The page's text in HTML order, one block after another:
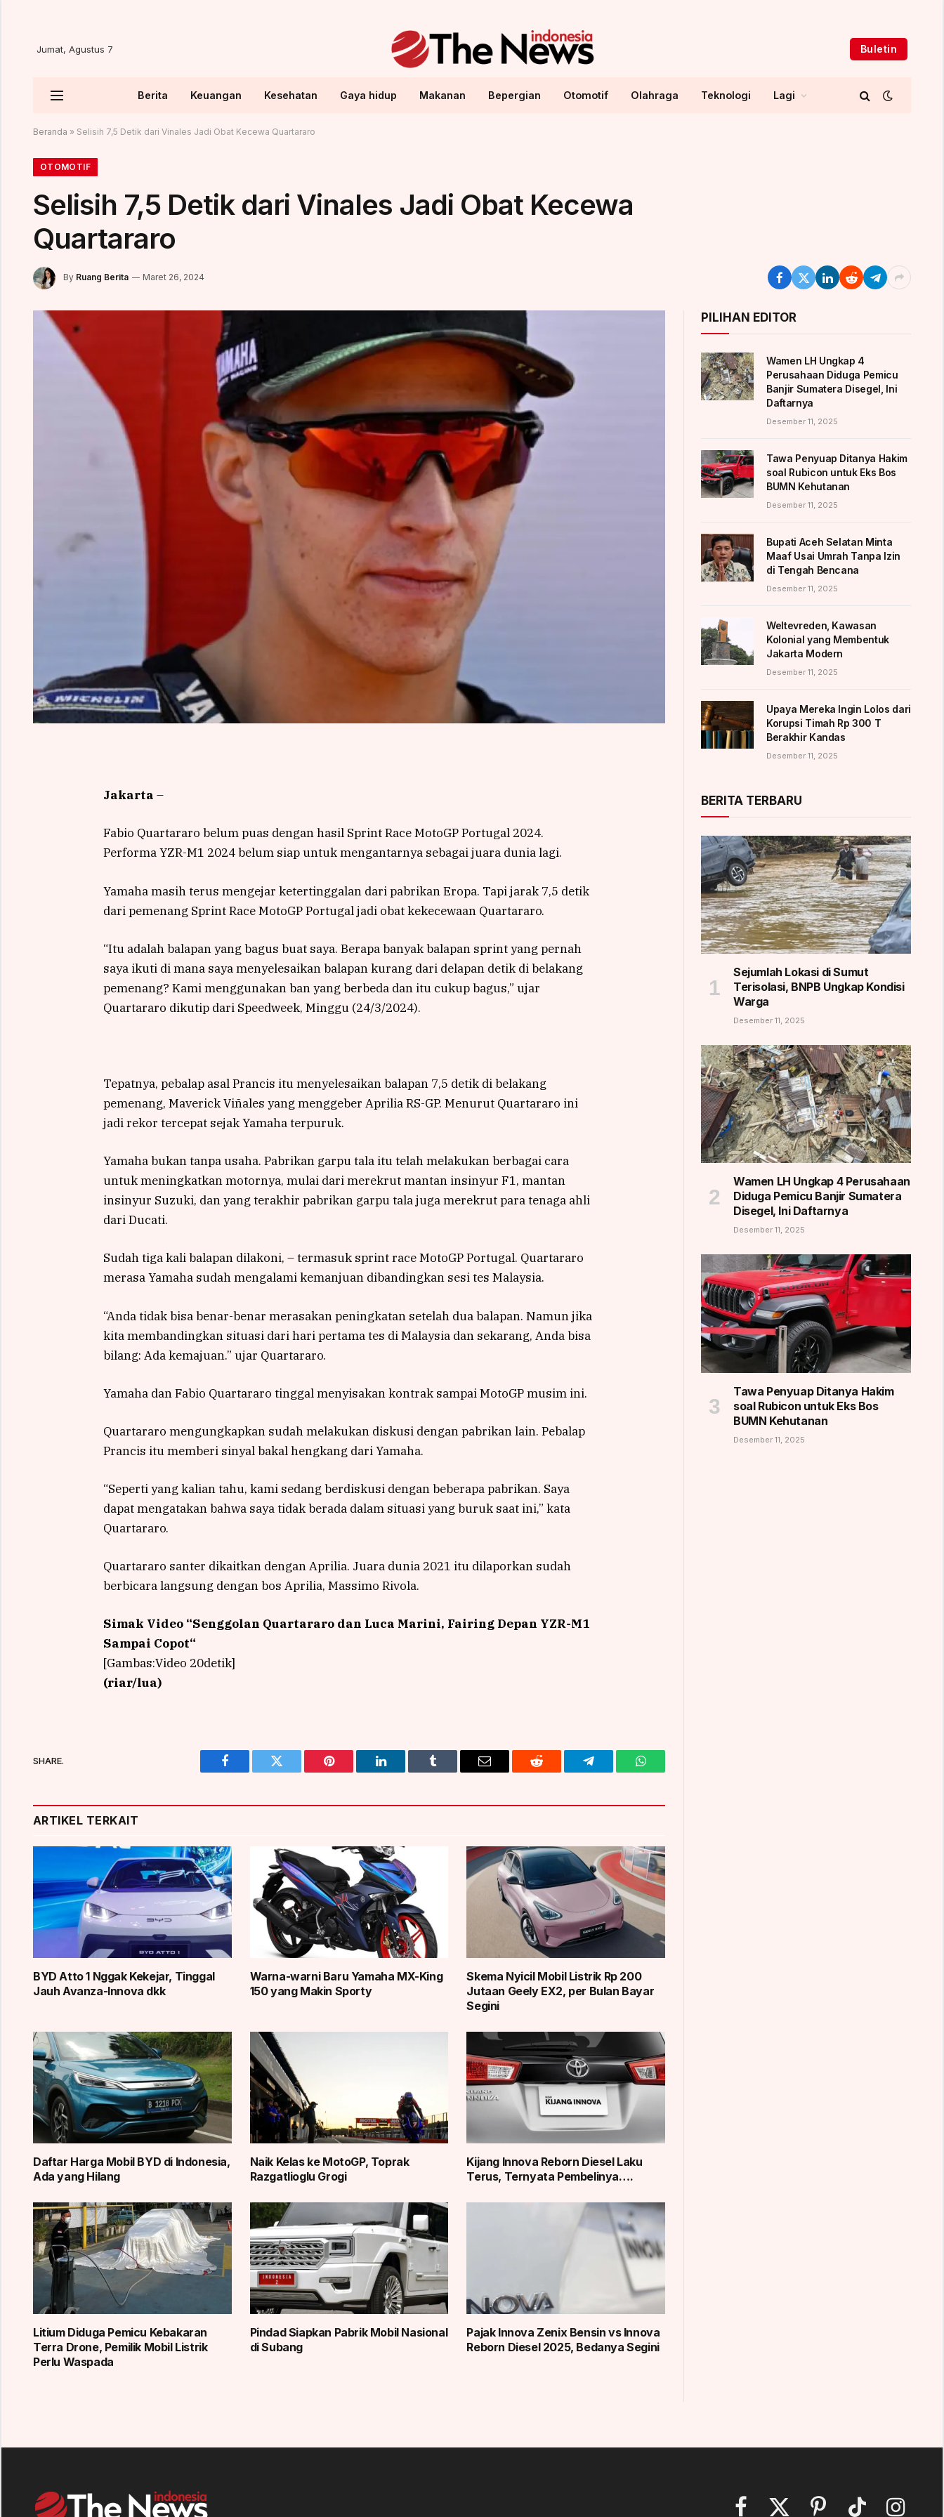
Jumat, Agustus 7 Buletin
Berita Keuangan Kesehatan Gaya hidup Makanan Bepergian Otomotif Olahraga Teknologi Lagi
Beranda » Selisih 7,5 Detik dari Vinales Jadi Obat Kecewa Quartararo
OTOMOTIF
Selisih 7,5 Detik dari Vinales Jadi Obat Kecewa
Quartararo
By Ruang Berita Maret 26, 2024
Jakarta –
Fabio Quartararo belum puas dengan hasil Sprint Race MotoGP Portugal 2024.
Performa YZR-M1 2024 belum siap untuk mengantarnya sebagai juara dunia lagi.
Yamaha masih terus mengejar ketertinggalan dari pabrikan Eropa. Tapi jarak 7,5 detik
dari pemenang Sprint Race MotoGP Portugal jadi obat kekecewaan Quartararo.
“Itu adalah balapan yang bagus buat saya. Berapa banyak balapan sprint yang pernah
saya ikuti di mana saya menyelesaikan balapan kurang dari delapan detik di belakang
pemenang? Kami menggunakan ban yang berbeda dan itu cukup bagus,” ujar
Quartararo dikutip dari Speedweek, Minggu (24/3/2024).
Tepatnya, pebalap asal Prancis itu menyelesaikan balapan 7,5 detik di belakang
pemenang, Maverick Viñales yang menggeber Aprilia RS-GP. Menurut Quartararo ini
jadi rekor tercepat sejak Yamaha terpuruk.
Yamaha bukan tanpa usaha. Pabrikan garpu tala itu telah melakukan berbagai cara
untuk meningkatkan motornya, mulai dari merekrut mantan insinyur F1, mantan
insinyur Suzuki, dan yang terakhir pabrikan garpu tala juga merekrut para tenaga ahli
dari Ducati.
Sudah tiga kali balapan dilakoni, – termasuk sprint race MotoGP Portugal. Quartararo
merasa Yamaha sudah mengalami kemanjuan dibandingkan sesi tes Malaysia.
“Anda tidak bisa benar-benar merasakan peningkatan setelah dua balapan. Namun jika
kita membandingkan situasi dari hari pertama tes di Malaysia dan sekarang, Anda bisa
bilang: Ada kemajuan.” ujar Quartararo.
Yamaha dan Fabio Quartararo tinggal menyisakan kontrak sampai MotoGP musim ini.
Quartararo mengungkapkan sudah melakukan diskusi dengan pabrikan lain. Pebalap
Prancis itu memberi sinyal bakal hengkang dari Yamaha.
“Seperti yang kalian tahu, kami sedang berdiskusi dengan beberapa pabrikan. Saya
dapat mengatakan bahwa saya tidak berada dalam situasi yang buruk saat ini,” kata
Quartararo.
Quartararo santer dikaitkan dengan Aprilia. Juara dunia 2021 itu dilaporkan sudah
berbicara langsung dengan bos Aprilia, Massimo Rivola.
Simak Video “Senggolan Quartararo dan Luca Marini, Fairing Depan YZR-M1
Sampai Copot“
[Gambas:Video 20detik]
(riar/lua)
SHARE.
Facebook Twitter Pinterest LinkedIn Tumblr Email Reddit Telegram WhatsApp
ARTIKEL TERKAIT
BYD Atto 1 Nggak Kekejar, Tinggal
Jauh Avanza-Innova dkk
Warna-warni Baru Yamaha MX-King
150 yang Makin Sporty
Skema Nyicil Mobil Listrik Rp 200
Jutaan Geely EX2, per Bulan Bayar
Segini
Daftar Harga Mobil BYD di Indonesia,
Ada yang Hilang
Naik Kelas ke MotoGP, Toprak
Razgatlioglu Grogi
Kijang Innova Reborn Diesel Laku
Terus, Ternyata Pembelinya….
Litium Diduga Pemicu Kebakaran
Terra Drone, Pemilik Mobil Listrik
Perlu Waspada
Pindad Siapkan Pabrik Mobil Nasional
di Subang
Pajak Innova Zenix Bensin vs Innova
Reborn Diesel 2025, Bedanya Segini
PILIHAN EDITOR
Wamen LH Ungkap 4
Perusahaan Diduga Pemicu
Banjir Sumatera Disegel, Ini
Daftarnya
Desember 11, 2025
Tawa Penyuap Ditanya Hakim
soal Rubicon untuk Eks Bos
BUMN Kehutanan
Desember 11, 2025
Bupati Aceh Selatan Minta
Maaf Usai Umrah Tanpa Izin
di Tengah Bencana
Desember 11, 2025
Weltevreden, Kawasan
Kolonial yang Membentuk
Jakarta Modern
Desember 11, 2025
Upaya Mereka Ingin Lolos dari
Korupsi Timah Rp 300 T
Berakhir Kandas
Desember 11, 2025
BERITA TERBARU
Sejumlah Lokasi di Sumut
Terisolasi, BNPB Ungkap Kondisi
Warga
Desember 11, 2025
Wamen LH Ungkap 4 Perusahaan
Diduga Pemicu Banjir Sumatera
Disegel, Ini Daftarnya
Desember 11, 2025
Tawa Penyuap Ditanya Hakim
soal Rubicon untuk Eks Bos
BUMN Kehutanan
Desember 11, 2025
Facebook
X PinterestTikTok Instagram